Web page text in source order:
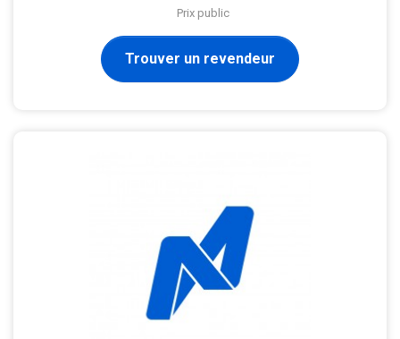
Prix public
Trouver un revendeur